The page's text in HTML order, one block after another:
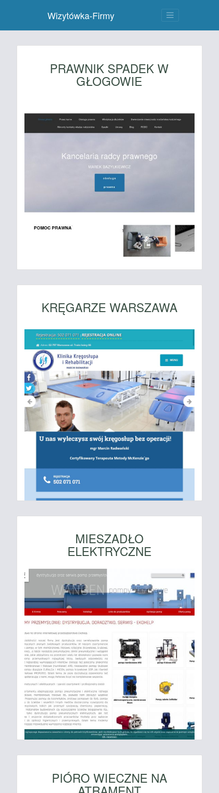
Wizytówka-Firmy
PRAWNIK SPADEK W
GŁOGOWIE
KRĘGARZE WARSZAWA
MIESZADŁO
ELEKTRYCZNE
PIÓRO WIECZNE NA